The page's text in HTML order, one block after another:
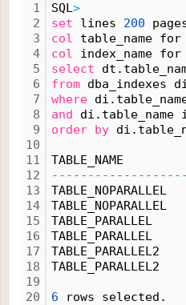
1
2
3
4
5
6
7
8
9
10
11
12
13
14
15
16
17
18
19
20
SQL>
set lines 200
col table_name for
col index_name for
select
from dba_indexes
where
and di.table_name
order by
TABLE_NAME
6 rows selected.